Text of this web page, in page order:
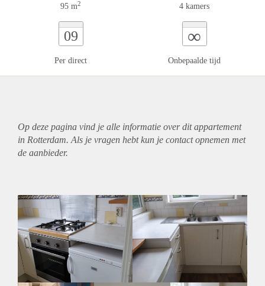
95 m2 4 kamers
09
Per direct
∞
Onbepaalde tijd
Op deze pagina vind je alle informatie over ditappartement
in Rotterdam. Als je vragen hebt kun je contact opnemen met
de aanbieder.